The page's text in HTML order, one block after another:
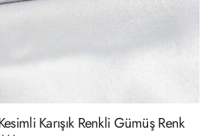
Karışık Renkli Gümüş Renk